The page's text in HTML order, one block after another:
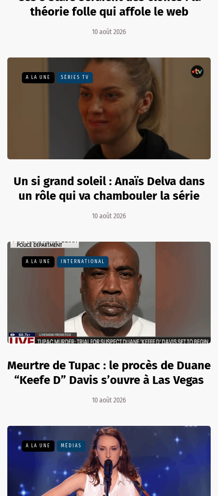
théorie folle qui affole le web
10 août 2026
A LA UNE SÉRIES TV
Un si grand soleil : Anaïs Delva dans
un rôle qui va chambouler la série
10 août 2026
A LA UNE INTERNATIONAL
Meurtre de Tupac : le procès de Duane
“Keefe D” Davis s’ouvre à Las Vegas
10 août 2026
A LA UNE MÉDIAS